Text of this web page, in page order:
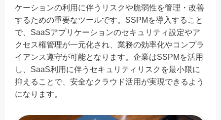
ケーションの利用に伴うリスクや脆弱性を管理・改善
するための重要なツールです。SSPMを導入すること
で、SaaSアプリケーションのセキュリティ設定やア
クセス権管理が一元化され、業務の効率化やコンプラ
イアンス遵守が可能となります。企業はSSPMを活用
し、SaaS利用に伴うセキュリティリスクを最小限に
抑えることで、安全なクラウド活用が実現できるよう
になります。